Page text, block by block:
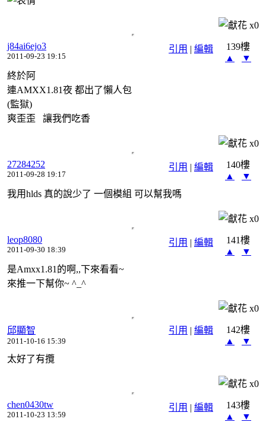
x0
引用 | 編輯
j84ai6ejo3
2011-09-23 19:15
139樓
▲
▼
終於阿
連AMXX1.81夜 都出了懶人包
(監獄)
爽歪歪 讓我們吃香
x0
引用 | 編輯
27284252
2011-09-28 19:17
140樓
▲
▼
我用hlds 真的說少了 一個模組 可以幫我嗎
x0
引用 | 編輯
leop8080
2011-09-30 18:39
141樓
▲
▼
是Amxx1.81的啊,,下來看看~
來推一下幫你~ ^_^
x0
引用 | 編輯
邱顯智
2011-10-16 15:39
142樓
▲
▼
太好了有攬
x0
引用 | 編輯
chen0430tw
2011-10-23 13:59
143樓
▲
▼